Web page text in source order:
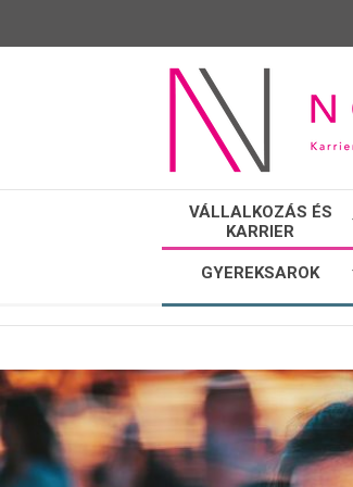
NŐI
VÁLTÓ
VÁLLALKOZÁS ÉS
KARRIER
GYEREKSAROK